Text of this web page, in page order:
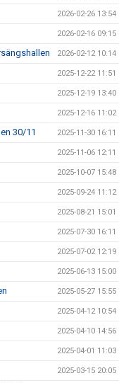
2026-02-26 13:54
2026-02-16 09:15
2026-02-12 10:14
2025-12-22 11:51
2025-12-19 13:40
2025-12-16 11:02
30/11 2025-11-30 16:11
2025-11-06 12:11
2025-10-07 15:48
2025-09-24 11:12
2025-08-21 15:01
2025-07-30 16:11
2025-07-02 12:19
2025-06-13 15:00
2025-05-27 15:55
2025-04-12 10:54
2025-04-10 14:56
2025-04-01 11:03
2025-03-15 20:05